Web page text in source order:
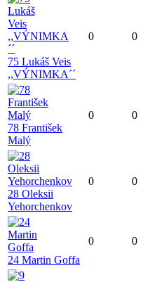
75 Lukáš Veis
,,VÝNIMKA´´
0 0
78 František
Malý
0 0
28 Oleksii
Yehorchenkov
0 0
24 Martin Goffa
0 0